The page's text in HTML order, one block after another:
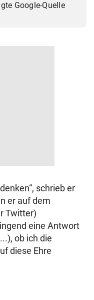
Google-Quelle
schrieb er
er auf dem
Twitter)
eine Antwort
ob ich die
diese Ehre